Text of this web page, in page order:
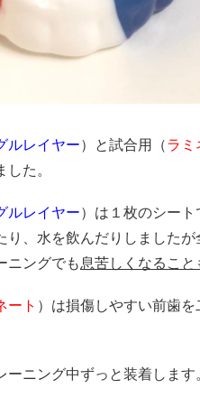
ルレイヤー）と試合用（ラミ
た。
ルレイヤー）は１枚のシー
り、水を飲んだりしました
ニングでも息苦しくなること
ート ）は損傷しやすい前歯
ーニング中ずっと装着します